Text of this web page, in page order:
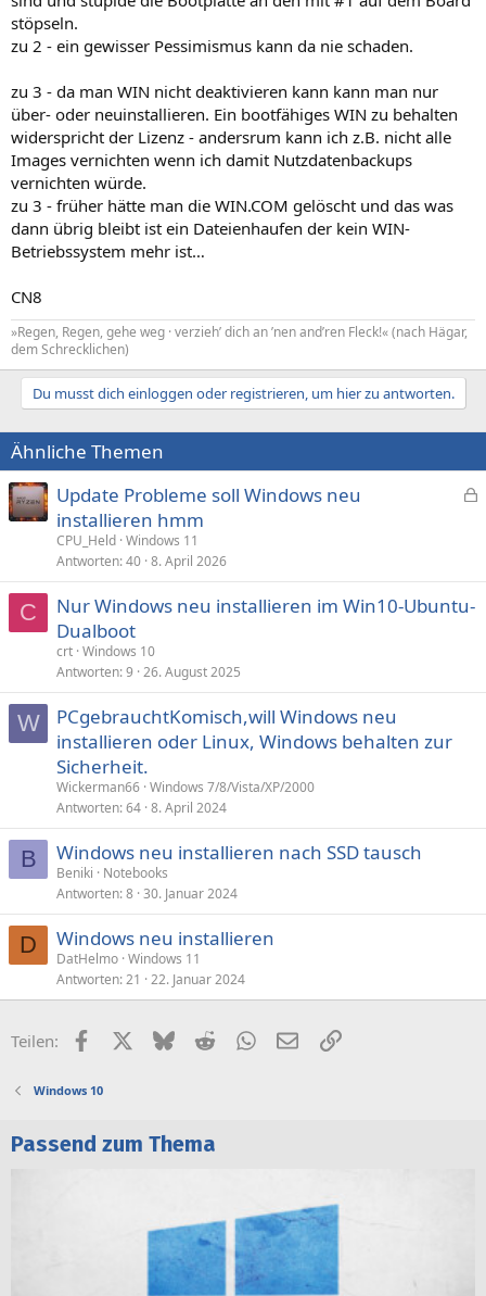
stöpseln.
zu 2 - ein gewisser Pessimismus kann da nie schaden.
zu 3 - da man WIN nicht deaktivieren kann kann man nur
über- oder neuinstallieren. Ein bootfähiges WIN zu behalten
widerspricht der Lizenz - andersrum kann ich z.B. nicht alle
Images vernichten wenn ich damit Nutzdatenbackups
vernichten würde.
zu 3 - früher hätte man die WIN.COM gelöscht und das was
dann übrig bleibt ist ein Dateienhaufen der kein WIN-
Betriebssystem mehr ist…
CN8
»Regen, Regen, gehe weg · verzieh’ dich an ’nen and’ren Fleck!« (nach Hägar,
dem Schrecklichen)
Du musst dich einloggen oder registrieren, um hier zu antworten.
Ähnliche Themen
e
Update Probleme soll Windows neu
installieren hmm
CPU_Held Windows 11
Antworten 40 8. April 2026
C
Nur Windows neu installieren im Win10-Ubuntu-
Dualboot
crt Windows 10
Antworten 9 26. August 2025
W
PCgebrauchtKomisch,will Windows neu
installieren oder Linux, Windows behalten zur
Sicherheit.
Wickerman66 Windows 7/8/Vista/XP/2000
Antworten 64 8. April 2024
B Windows neu installieren nach SSD tausch
Beniki
Notebooks
Antworten 8 30. Januar 2024
D Windows neu installieren
DatHelmo Windows 11
Antworten 21 22. Januar 2024
Teilen: FacebookX (Twitter)
BlueskyRedditWhatsApp
E-MailLink
Windows 10
Passend zum Thema